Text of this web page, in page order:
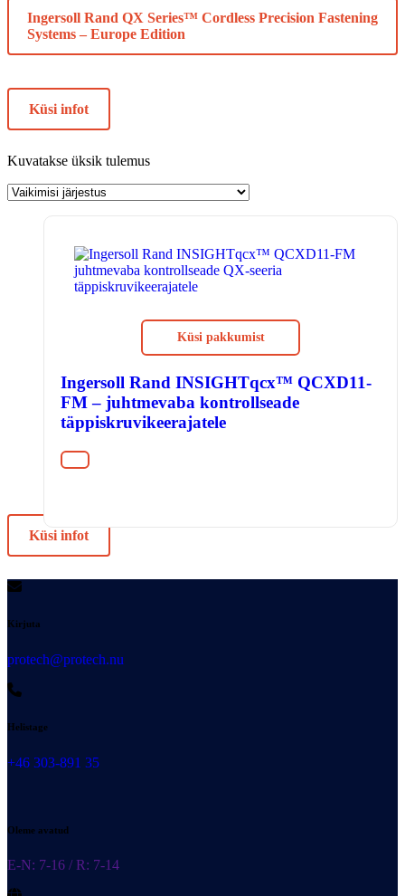
Ingersoll Rand QX Series™ Cordless Precision Fastening
Systems – Europe Edition
Küsi infot
Kuvatakse üksik tulemus
Küsi pakkumist
Ingersoll Rand INSIGHTqcx™ QCXD11-
FM – juhtmevaba kontrollseade
täppiskruvikeerajatele
Küsi infot
Kirjuta
protech@protech.nu
Helistage
+46 303-891 35
Oleme avatud
E-N: 7-16 / R: 7-14